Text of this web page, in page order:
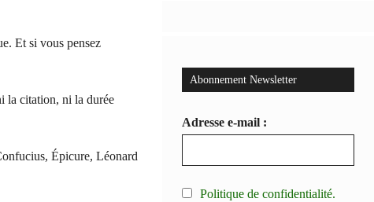
Et si vous pensez
la citation, ni la durée
Épicure, Léonard
Abonnement Newsletter
Adresse e-mail :
Politique de confidentialité.